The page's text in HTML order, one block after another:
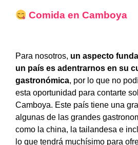
Comida enCamboya
Para nosotros, un aspecto
un país es adentrarnos en su
gastronómica, por lo que no
esta oportunidad para contarte
Camboya. Este país tiene una
algunas de las grandes
como la china, la tailandesa e
lo que tendrá muchísimo para